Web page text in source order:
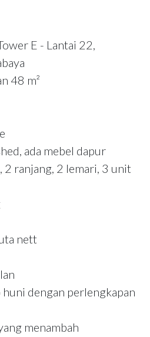
E - Lantai 22,
48 m²
ada mebel dapur
2 ranjang, 2 lemari, 3 unit
nett
dengan perlengkapan
menambah